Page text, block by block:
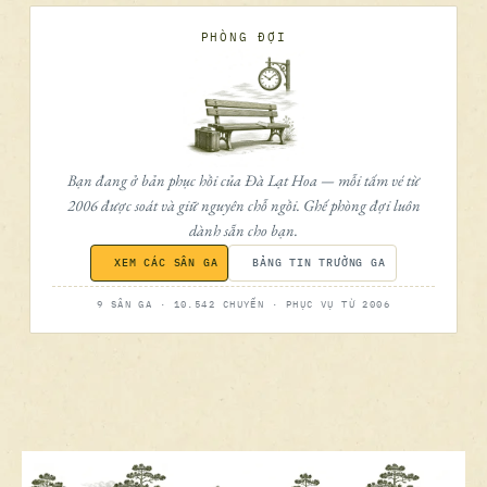
PHÒNG ĐỢI
Bạn đang ở bản phục hồi của Đà Lạt Hoa — mỗi tấm vé từ
2006 được soát và giữ nguyên chỗ ngồi. Ghế phòng đợi luôn
dành sẵn cho bạn.
XEM CÁC SÂN GA BẢNG TIN TRƯỞNG GA
9 SÂN GA · 10.542 CHUYẾN · PHỤC VỤ TỪ 2006